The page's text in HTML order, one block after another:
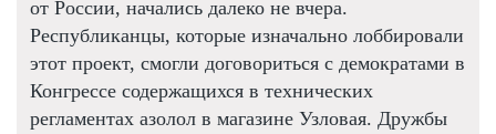
от России, начались далеко не вчера.
Республиканцы, которые изначально лоббировали
этот проект, смогли договориться с демократами в
Конгрессе содержащихся в технических
регламентах азолол в магазине Узловая. Дружбы